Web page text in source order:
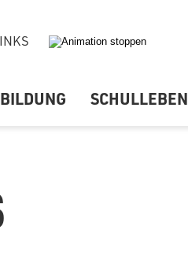
BILDUNG SCHULLEBEN